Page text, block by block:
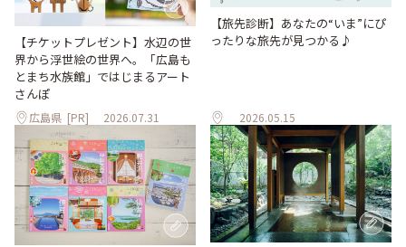
【チケットプレゼント】水辺の世
界から浮世絵の世界へ。「広島も
とまち水族館」ではじまるアート
さんぽ
広島県 [PR] 2026.07.31
【旅先診断】あなたの“いま”にぴ
ったりな旅先が見つかる♪
2026.05.15